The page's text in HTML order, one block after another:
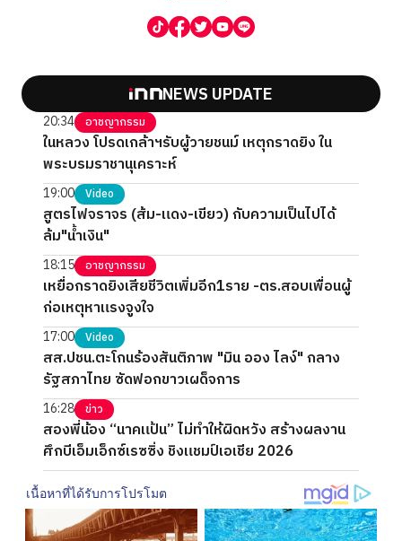
NEWS UPDATE
20:34 อาชญากรรม
ในหลวง โปรดเกล้าฯรับผู้วายชนม์ เหตุกราดยิง ใน
พระบรมราชานุเคราะห์
19:00 Video
สูตรไฟจราจร (ส้ม-แดง-เขียว) กับความเป็นไปได้
ล้ม"น้ำเงิน"
18:15 อาชญากรรม
เหยื่อกราดยิงเสียชีวิตเพิ่มอีก1ราย -ตร.สอบเพื่อนผู้
ก่อเหตุหาแรงจูงใจ
17:00 Video
สส.ปชน.ตะโกนร้องสันติภาพ "มิน ออง ไลง์" กลาง
รัฐสภาไทย ซัดฟอกขาวเผด็จการ
16:28 ข่าว
สองพี่น้อง “นาคแป้น” ไม่ทำให้ผิดหวัง สร้างผลงาน
ศึกบีเอ็มเอ็กซ์เรซซิ่ง ชิงแชมป์เอเชีย 2026